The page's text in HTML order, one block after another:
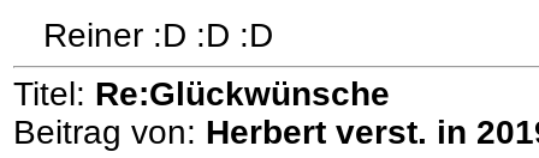
Reiner :D :D :D
Titel: Re:Glückwünsche
Beitrag von: Herbert verst. in